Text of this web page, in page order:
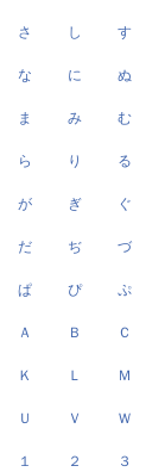
さ し す
な に ぬ
ま み む
ら り る
が ぎ ぐ
だ ぢ づ
ぱ ぴ ぷ
Ａ Ｂ Ｃ
Ｋ Ｌ Ｍ
Ｕ Ｖ Ｗ
１ ２ ３